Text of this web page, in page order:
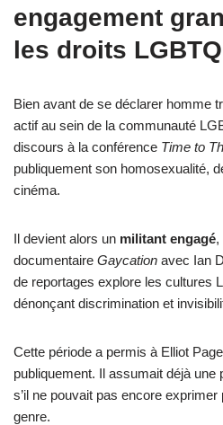
engagement
les droits
Bien avant de se déclarer homme
actif au sein de la communauté
discours à la conférence Time to
publiquement son homosexualité,
cinéma.
Il devient alors un militant engagé,
documentaire Gaycation avec Ian
de reportages explore les cultures
dénonçant discrimination et
Cette période a permis à Elliot
publiquement. Il assumait déjà une
s’il ne pouvait pas encore
genre.